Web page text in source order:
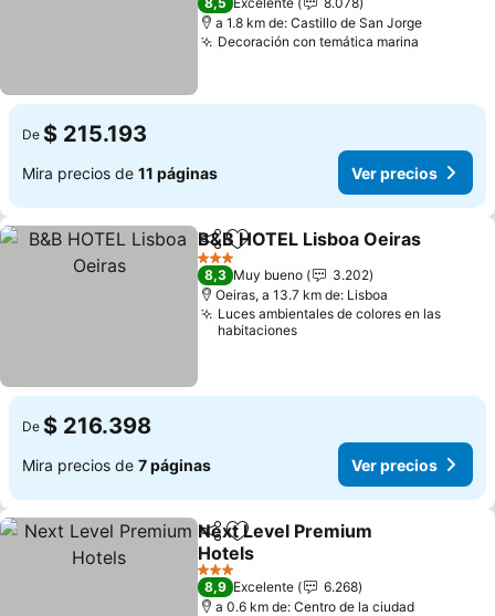
a 1.8 km de: Castillo de San Jorge
Decoración con temática marina
De $ 215.193
Mira precios de 11 páginas Ver precios
CompartirAgregar a favoritos
B&B HOTEL Lisboa Oeiras
3 Estrellas
8,3 Muy bueno
3.202
Oeiras, a 13.7 km de: Lisboa
Luces ambientales de colores en las
habitaciones
De $ 216.398
Mira precios de 7 páginas Ver precios
CompartirAgregar a favoritos
Next Level Premium
Hotels
Ver precios
3 Estrellas
8,9 Excelente
6.268
a 0.6 km de: Centro de la ciudad